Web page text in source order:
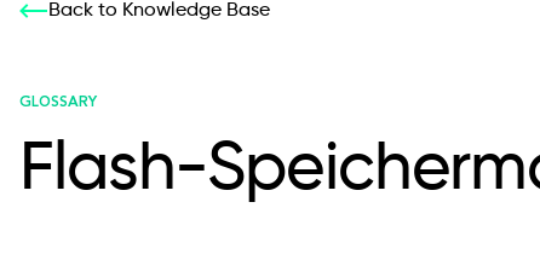
All services
Back to Knowledge Base
GLOSSARY
Flash-